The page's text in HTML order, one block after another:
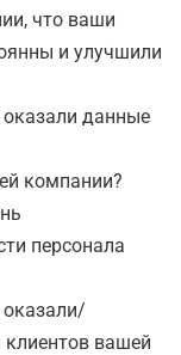
что ваши
и улучшили
данные
компании?
персонала
вашей